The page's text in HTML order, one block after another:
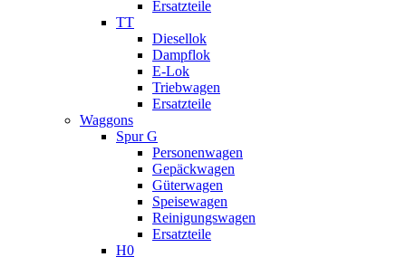
Ersatzteile
TT
Diesellok
Dampflok
E-Lok
Triebwagen
Ersatzteile
Waggons
Spur G
Personenwagen
Gepäckwagen
Güterwagen
Speisewagen
Reinigungswagen
Ersatzteile
H0